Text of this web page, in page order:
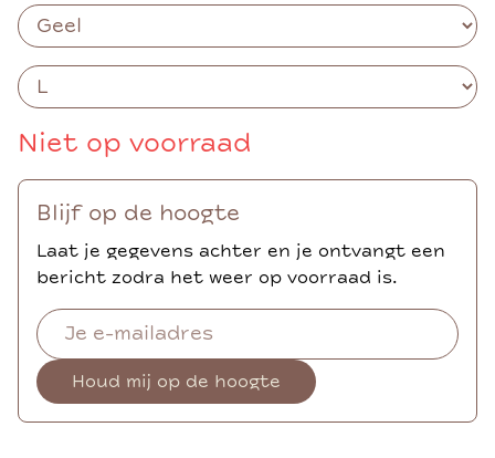
Niet op voorraad
Blijf op de hoogte
Laat je gegevens achter en je ontvangt een
bericht zodra het weer op voorraad is.
Houd mij op de hoogte